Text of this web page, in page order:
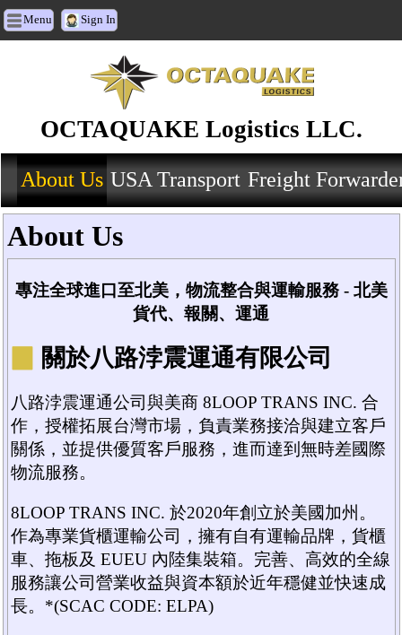
Menu Sign In
OCTAQUAKE Logistics LLC.
About Us USA Transport Freight
About Us
專注全球進口至北美，物流整合與運輸服務 - 北美
貨代、報關、運通
關於八路浡震運通有限公司
八路浡震運通公司與美商 8LOOP TRANS INC. 合
作，授權拓展台灣市場，負責業務接洽與建立客戶
關係，並提供優質客戶服務，進而達到無時差國際
物流服務。
8LOOP TRANS INC. 於2020年創立於美國加州。
作為專業貨櫃運輸公司，擁有自有運輸品牌，貨櫃
車、拖板及 EUEU 內陸集裝箱。完善、高效的全線
服務讓公司營業收益與資本額於近年穩健並快速成
長。*(SCAC CODE: ELPA)